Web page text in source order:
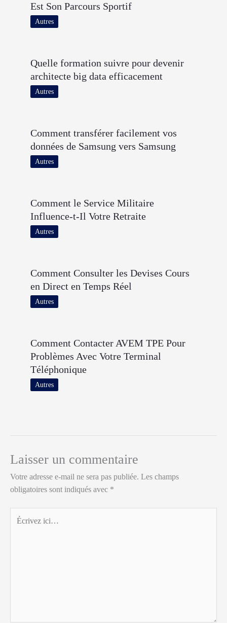
Est Son Parcours Sportif
Autres
Quelle formation suivre pour devenir
architecte big data efficacement
Autres
Comment transférer facilement vos
données de Samsung vers Samsung
Autres
Comment le Service Militaire
Influence-t-Il Votre Retraite
Autres
Comment Consulter les Devises Cours
en Direct en Temps Réel
Autres
Comment Contacter AVEM TPE Pour
Problèmes Avec Votre Terminal
Téléphonique
Autres
Laisser un commentaire
Votre adresse e-mail ne sera pas publiée. Les champs
obligatoires sont indiqués avec *
ici…